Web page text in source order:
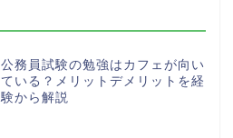
公務員試験の勉強はカフェが向い
ている？メリットデメリットを経
験から解説